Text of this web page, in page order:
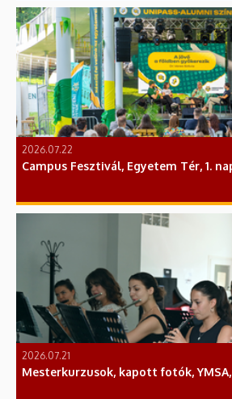
2026.07.22
Campus Fesztivál, Egyetem Tér, 1.
2026.07.21
Mesterkurzusok, kapott fotók, YMSA,